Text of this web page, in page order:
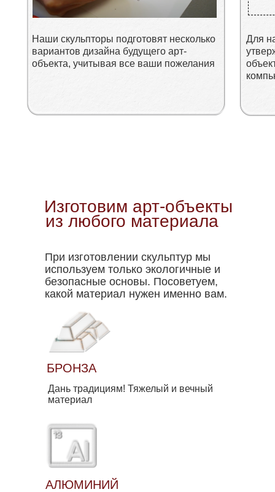
Наши скульпторы подготовят несколько
вариантов дизайна будущего арт-
объекта, учитывая все ваши пожелания
Для
Изготовим арт-объекты
При изготовлении скульптур мы
используем только экологичные и
безопасные основы. Посоветуем,
какой материал нужен именно вам.
из любого материала
АЛЮМИНИЙ
БРОНЗА
Дань традициям! Тяжелый и вечный
материал